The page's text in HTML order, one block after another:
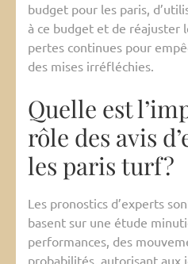
budget pour les paris,
à ce budget et de réajuster
pertes continues pour
des mises irréfléchies.
Quelle est
rôle des avis
les paris turf?
Les pronostics d’experts
basent sur une étude
performances, des
probabilités, autorisant aux